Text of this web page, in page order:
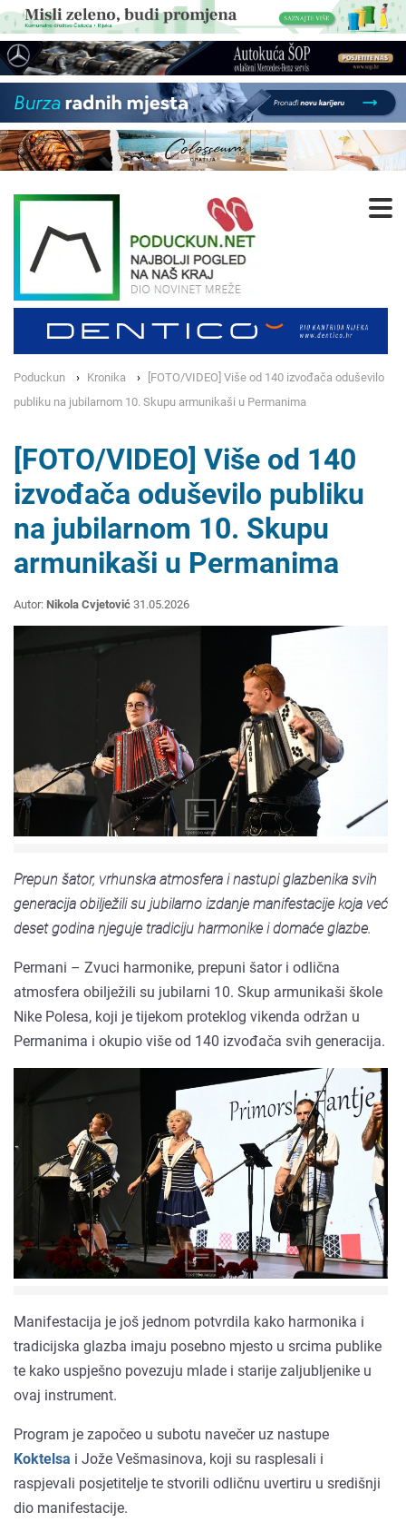
Poduckun Kronika
[FOTO/VIDEO] Više od 140 izvođača oduševilo
publiku na jubilarnom 10. Skupu armunikaši u Permanima
[FOTO/VIDEO] Više od 140
izvođača oduševilo publiku
na jubilarnom 10. Skupu
armunikaši u Permanima
Autor: Nikola Cvjetović 31.05.2026
Prepun šator, vrhunska atmosfera i nastupi glazbenika svih
generacija obilježili su jubilarno izdanje manifestacije koja već
deset godina njeguje tradiciju harmonike i domaće glazbe.
Permani – Zvuci harmonike, prepuni šator i odlična
atmosfera obilježili su jubilarni 10. Skup armunikaši škole
Nike Polesa, koji je tijekom proteklog vikenda održan u
Permanima i okupio više od 140 izvođača svih generacija.
Manifestacija je još jednom potvrdila kako harmonika i
tradicijska glazba imaju posebno mjesto u srcima publike
te kako uspješno povezuju mlade i starije zaljubljenike u
ovaj instrument.
Program je započeo u subotu navečer uz nastupe
Koktelsa i Jože Vešmasinova, koji su rasplesali i
raspjevali posjetitelje te stvorili odličnu uvertiru u središnji
dio manifestacije.